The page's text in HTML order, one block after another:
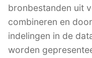
bronbestanden uit
combineren en
indelingen in de
worden